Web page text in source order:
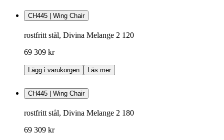
CH445 | Wing Chair
rostfritt stål, Divina Melange 2 120
69 309 kr
Lägg i varukorgen Läs mer
CH445 | Wing Chair
rostfritt stål, Divina Melange 2 180
69 309 kr